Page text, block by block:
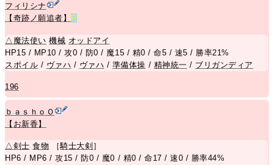
フィリシナ
【奇跡ノ願追者】
R
△ 魔法使い 機械 オッドアイ
HP15 / MP10 / 攻0 / 防0 / 魔15 / 精0 / 命5 / 速5 / 勝率21%
スポイル / ヴァハ / ヴァハ / 準備体操 / 精神統一 / ブリガンディア
196
ｂａｓｈｏＯ
【お新香】
△剣士 食物 ［騎士大剣 ］
HP6 / MP6 / 攻15 / 防0 / 魔0 / 精0 / 命17 / 速0 / 勝率44%